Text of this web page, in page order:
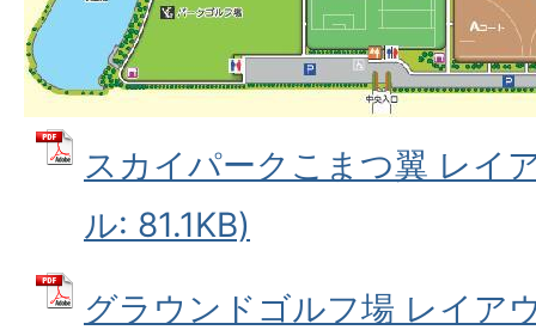
スカイパークこまつ翼 レイ
ル: 81.1KB)
グラウンドゴルフ場 レイア